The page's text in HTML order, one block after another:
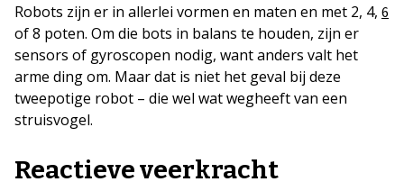
Robots zijn er in allerlei vormen en maten en met 2, 4, 6
of 8 poten. Om die bots in balans te houden, zijn er
sensors of gyroscopen nodig, want anders valt het
arme ding om. Maar dat is niet het geval bij deze
tweepotige robot – die wel wat wegheeft van een
struisvogel.
Reactieve veerkracht